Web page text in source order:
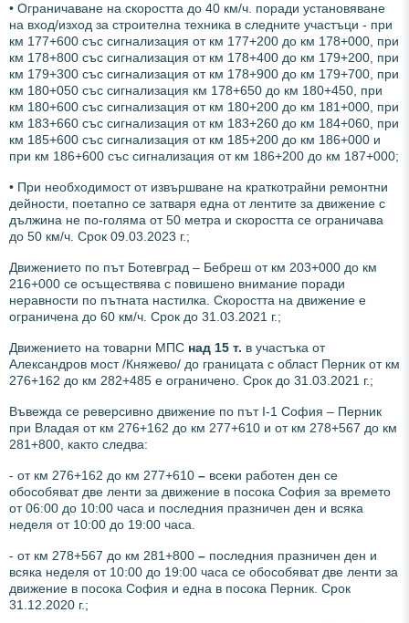
• Ограничаване на скоростта до 40 км/ч. поради установяване
на вход/изход за строителна техника в следните участъци - при
км 177+600 със сигнализация от км 177+200 до км 178+000, при
км 178+800 със сигнализация от км 178+400 до км 179+200, при
км 179+300 със сигнализация от км 178+900 до км 179+700, при
км 180+050 със сигнализация км 178+650 до км 180+450, при
км 180+600 със сигнализация от км 180+200 до км 181+000, при
км 183+660 със сигнализация от км 183+260 до км 184+060, при
км 185+600 със сигнализация от км 185+200 до км 186+000 и
при км 186+600 със сигнализация от км 186+200 до км 187+000;
• При необходимост от извършване на краткотрайни ремонтни
дейности, поетапно се затваря една от лентите за движение с
дължина не по-голяма от 50 метра и скоростта се ограничава
до 50 км/ч. Срок 09.03.2023 г.;
Движението по път Ботевград – Бебреш от км 203+000 до км
216+000 се осъществява с повишено внимание поради
неравности по пътната настилка. Скоростта на движение е
ограничена до 60 км/ч. Срок до 31.03.2021 г.;
Движението на товарни МПС над 15 т. в участъка от
Александров мост /Княжево/ до границата с област Перник от км
276+162 до км 282+485 е ограничено. Срок до 31.03.2021 г.;
Въвежда се реверсивно движение по път I-1 София – Перник
при Владая от км 276+162 до км 277+610 и от км 278+567 до км
281+800, както следва:
- от км 276+162 до км 277+610 – всеки работен ден се
обособяват две ленти за движение в посока София за времето
от 06:00 до 10:00 часа и последния празничен ден и всяка
неделя от 10:00 до 19:00 часа.
- от км 278+567 до км 281+800 – последния празничен ден и
всяка неделя от 10:00 до 19:00 часа се обособяват две ленти за
движение в посока София и една в посока Перник. Срок
31.12.2020 г.;